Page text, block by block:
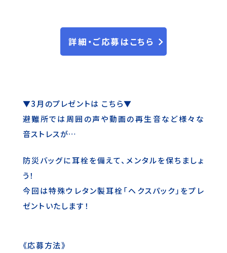
詳細・ご応募はこちら
▼3月のプレゼントは こちら▼
避難所では周囲の声や動画の再生音など様々な
音ストレスが…
防災バッグに耳栓を備えて、メンタルを保ちましょ
う！
今回は特殊ウレタン製耳栓「ヘクスパック」をプレ
ゼントいたします！
《応募方法》